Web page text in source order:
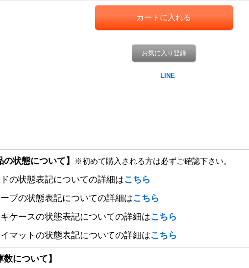
お気に入り登録
の状態について】 ※初めて購入される方は必ずご確認下さい。
の状態表記についての詳細はこちら
ブの状態表記についての詳細はこちら
ケースの状態表記についての詳細はこちら
マットの状態表記についての詳細はこちら
数について】